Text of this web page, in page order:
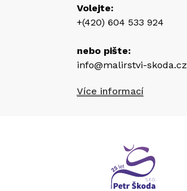
Volejte:
+(420) 604 533 924
nebo pište:
info@malirstvi-skoda.cz
Více informací